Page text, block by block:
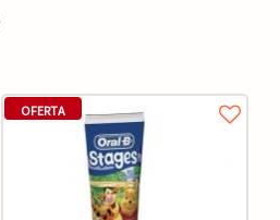
OFERTA